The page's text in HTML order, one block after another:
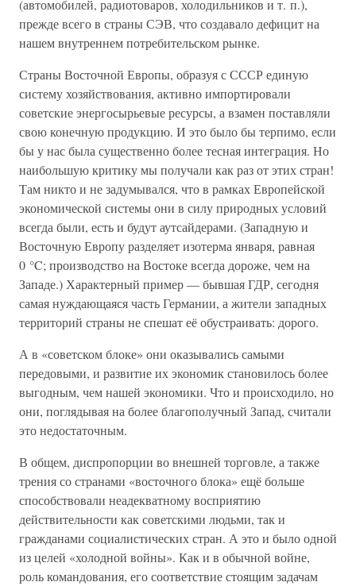
(автомобилей, радиотоваров, холодильников и т. п.),
прежде всего в страны СЭВ, что создавало дефицит на
нашем внутреннем потребительском рынке.
Страны Восточной Европы, образуя с СССР единую
систему хозяйствования, активно импортировали
советские энергосырьевые ресурсы, а взамен поставляли
свою конечную продукцию. И это было бы терпимо, если
бы у нас была существенно более тесная интеграция. Но
наибольшую критику мы получали как раз от этих стран!
Там никто и не задумывался, что в рамках Европейской
экономической системы они в силу природных условий
всегда были, есть и будут аутсайдерами. (Западную и
Восточную Европу разделяет изотерма января, равная
0 °C; производство на Востоке всегда дороже, чем на
Западе.) Характерный пример — бывшая ГДР, сегодня
самая нуждающаяся часть Германии, а жители западных
территорий страны не спешат её обустраивать: дорого.
А в «советском блоке» они оказывались самыми
передовыми, и развитие их экономик становилось более
выгодным, чем нашей экономики. Что и происходило, но
они, поглядывая на более благополучный Запад, считали
это недостаточным.
В общем, диспропорции во внешней торговле, а также
трения со странами «восточного блока» ещё больше
способствовали неадекватному восприятию
действительности как советскими людьми, так и
гражданами социалистических стран. А это и было одной
из целей «холодной войны». Как и в обычной войне,
роль командования, его соответствие стоящим задачам